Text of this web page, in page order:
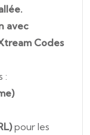
avec
Codes
:
pour les